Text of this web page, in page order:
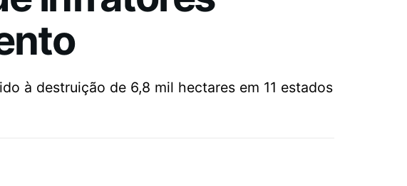
à destruição de 6,8 mil hectares em 11 estados